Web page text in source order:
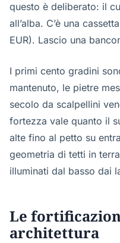
questo è deliberato: il
all’alba. C’è una
EUR). Lascio una
I primi cento gradini
mantenuto, le pietre
secolo da scalpellini
fortezza vale quanto il
alte fino al petto su
geometria di tetti in
illuminati dal basso dai
Le
architettura